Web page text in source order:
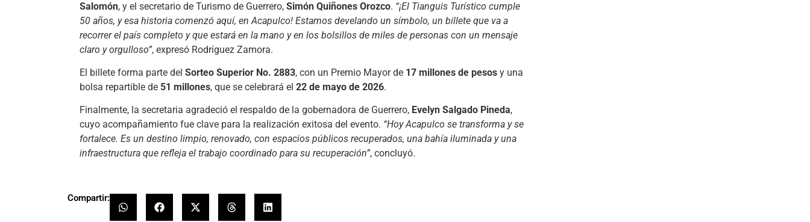
Salomón, y el secretario de Turismo de Guerrero, Simón Quiñones Orozco. “¡El Tianguis Turístico cumple
50 años, y esa historia comenzó aquí, en Acapulco! Estamos develando un símbolo, un billete que va a
recorrer el país completo y que estará en la mano y en los bolsillos de miles de personas con un mensaje
claro y orgulloso”, expresó Rodríguez Zamora.
El billete forma parte del Sorteo Superior No. 2883, con un Premio Mayor de 17 millones de pesos y una
bolsa repartible de 51 millones, que se celebrará el 22 de mayo de 2026.
Finalmente, la secretaria agradeció el respaldo de la gobernadora de Guerrero, Evelyn Salgado Pineda,
cuyo acompañamiento fue clave para la realización exitosa del evento. “Hoy Acapulco se transforma y se
fortalece. Es un destino limpio, renovado, con espacios públicos recuperados, una bahía iluminada y una
infraestructura que refleja el trabajo coordinado para su recuperación”, concluyó.
Compartir: